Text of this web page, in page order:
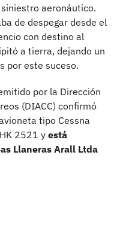
aeronáutico.
de despegar desde el
con destino al
a tierra, dejando un
por este suceso.
por la Dirección
(DIACC) confirmó
tipo Cessna
2521 y está
Llaneras Arall Ltda